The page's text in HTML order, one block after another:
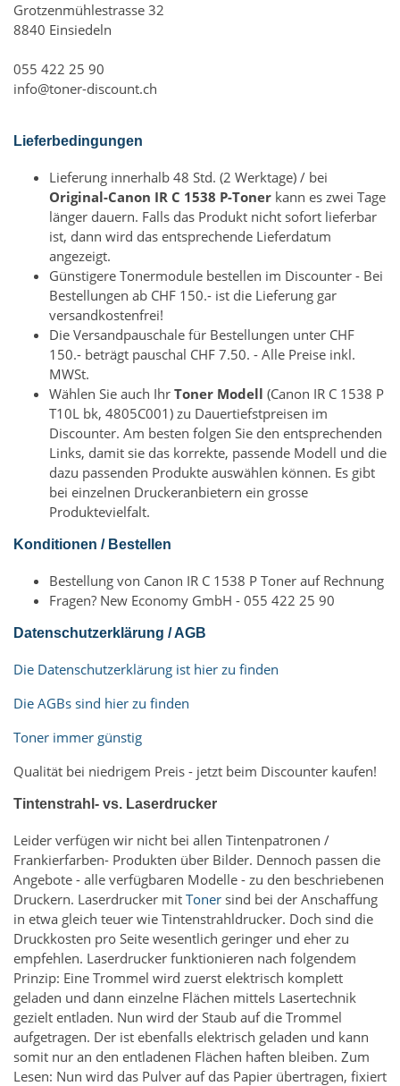
Grotzenmühlestrasse 32
8840 Einsiedeln
055 422 25 90
info@toner-discount.ch
Lieferbedingungen
Lieferung innerhalb 48 Std. (2 Werktage) / bei
Original-Canon IR C 1538 P-Toner kann es zwei Tage
länger dauern. Falls das Produkt nicht sofort lieferbar
ist, dann wird das entsprechende Lieferdatum
angezeigt.
Günstigere Tonermodule bestellen im Discounter - Bei
Bestellungen ab CHF 150.- ist die Lieferung gar
versandkostenfrei!
Die Versandpauschale für Bestellungen unter CHF
150.- beträgt pauschal CHF 7.50. - Alle Preise inkl.
MWSt.
Wählen Sie auch Ihr Toner Modell (Canon IR C 1538 P
T10L bk, 4805C001) zu Dauertiefstpreisen im
Discounter. Am besten folgen Sie den entsprechenden
Links, damit sie das korrekte, passende Modell und die
dazu passenden Produkte auswählen können. Es gibt
bei einzelnen Druckeranbietern ein grosse
Produktevielfalt.
Konditionen / Bestellen
Bestellung von Canon IR C 1538 P Toner auf Rechnung
Fragen? New Economy GmbH - 055 422 25 90
Datenschutzerklärung / AGB
Die Datenschutzerklärung ist hier zu finden
Die AGBs sind hier zu finden
Toner immer günstig
Qualität bei niedrigem Preis - jetzt beim Discounter kaufen!
Tintenstrahl- vs. Laserdrucker
Leider verfügen wir nicht bei allen Tintenpatronen /
Frankierfarben- Produkten über Bilder. Dennoch passen die
Angebote - alle verfügbaren Modelle - zu den beschriebenen
Druckern. Laserdrucker mit Toner sind bei der Anschaffung
in etwa gleich teuer wie Tintenstrahldrucker. Doch sind die
Druckkosten pro Seite wesentlich geringer und eher zu
empfehlen. Laserdrucker funktionieren nach folgendem
Prinzip: Eine Trommel wird zuerst elektrisch komplett
geladen und dann einzelne Flächen mittels Lasertechnik
gezielt entladen. Nun wird der Staub auf die Trommel
aufgetragen. Der ist ebenfalls elektrisch geladen und kann
somit nur an den entladenen Flächen haften bleiben. Zum
Lesen: Nun wird das Pulver auf das Papier übertragen, fixiert